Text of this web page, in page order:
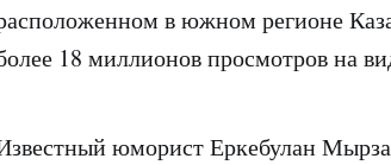
в южном регионе
18 миллионов просмотров на
юморист Еркебулан